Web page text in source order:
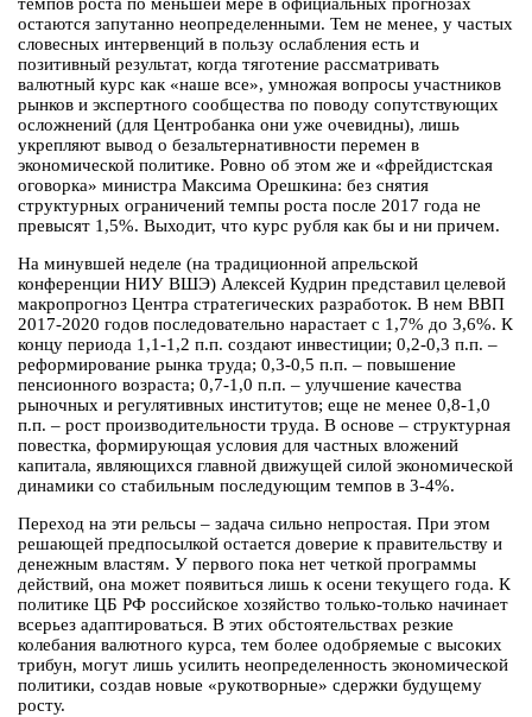
темпов роста по меньшей мере в официальных прогнозах
остаются запутанно неопределенными. Тем не менее, у частых
словесных интервенций в пользу ослабления есть и
позитивный результат, когда тяготение рассматривать
валютный курс как «наше все», умножая вопросы участников
рынков и экспертного сообщества по поводу сопутствующих
осложнений (для Центробанка они уже очевидны), лишь
укрепляют вывод о безальтернативности перемен в
экономической политике. Ровно об этом же и «фрейдистская
оговорка» министра Максима Орешкина: без снятия
структурных ограничений темпы роста после 2017 года не
превысят 1,5%. Выходит, что курс рубля как бы и ни причем.
На минувшей неделе (на традиционной апрельской
конференции НИУ ВШЭ) Алексей Кудрин представил целевой
макропрогноз Центра стратегических разработок. В нем ВВП
2017-2020 годов последовательно нарастает с 1,7% до 3,6%. К
концу периода 1,1-1,2 п.п. создают инвестиции; 0,2-0,3 п.п. –
реформирование рынка труда; 0,3-0,5 п.п. – повышение
пенсионного возраста; 0,7-1,0 п.п. – улучшение качества
рыночных и регулятивных институтов; еще не менее 0,8-1,0
п.п. – рост производительности труда. В основе – структурная
повестка, формирующая условия для частных вложений
капитала, являющихся главной движущей силой экономической
динамики со стабильным последующим темпов в 3-4%.
Переход на эти рельсы – задача сильно непростая. При этом
решающей предпосылкой остается доверие к правительству и
денежным властям. У первого пока нет четкой программы
действий, она может появиться лишь к осени текущего года. К
политике ЦБ РФ российское хозяйство только-только начинает
всерьез адаптироваться. В этих обстоятельствах резкие
колебания валютного курса, тем более одобряемые с высоких
трибун, могут лишь усилить неопределенность экономической
политики, создав новые «рукотворные» сдержки будущему
росту.